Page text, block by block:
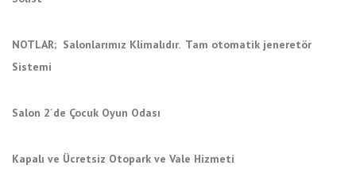
NOTLAR; Salonlarımız Klimalıdır. Tam otomatik jeneretör
Sistemi
Salon 2´de Çocuk Oyun Odası
Kapalı ve Ücretsiz Otopark ve Vale Hizmeti